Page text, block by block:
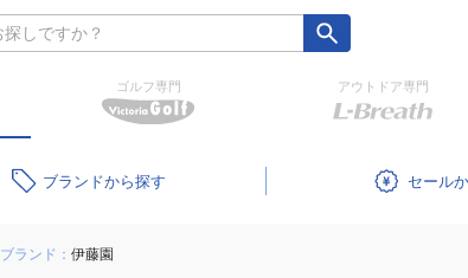
ゴルフ専門 アウトドア専門
ブランド セール
ブランド： 伊藤園